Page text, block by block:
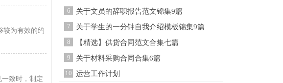
较为有效的约
致时，制定
6 关于文员的辞职报告范文锦集9篇
7 关于学生的一分钟自我介绍模板锦集9篇
8 【精选】供货合同范文合集七篇
9 关于材料采购合同合集6篇
10 运营工作计划